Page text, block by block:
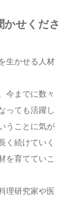
かせくださ
生かせる人材
今までに数々
っても活躍し
うことに気が
く続けていく
を育てていこ
理研究家や医